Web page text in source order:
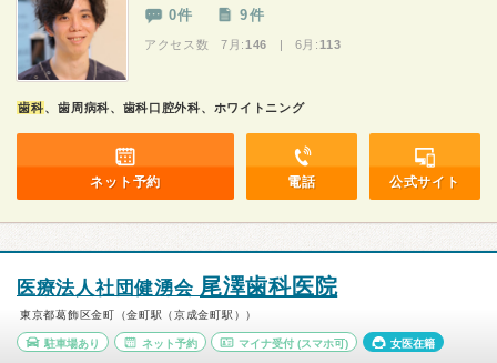
0件 9件
アクセス数 7月: 146 | 6月: 113
歯科、歯周病科、歯科口腔外科、ホワイトニング
ネット予約 電話 公式サイト
医療法人社団健湧会 尾澤歯科医院
東京都葛飾区金町（金町駅（京成金町駅））
駐車場あり ネット予約 マイナ受付 (スマホ可) 女医在籍